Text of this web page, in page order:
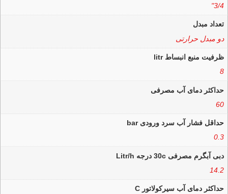
3/4"
تعداد مبدل
دو مبدل حرارتی
ظرفیت منبع انبساط litr
8
حداکثر دمای آب مصرفی
60
حداقل فشار آب سرد ورودی bar
0.3
دبی آبگرم مصرفی 30c درجه Litr/h
14.2
حداکثر دمای آب سیرکولاتور C